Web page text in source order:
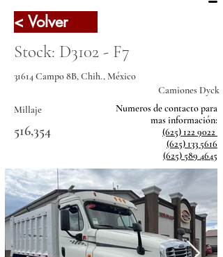
< Volver
Stock: D3102 - F7
31614 Campo 8B, Chih., México
Camiones Dyck
Millaje
516,354
Numeros de contacto para
masinformación:
(625) 122 9022
(625) 133 5616
(625) 589 4645